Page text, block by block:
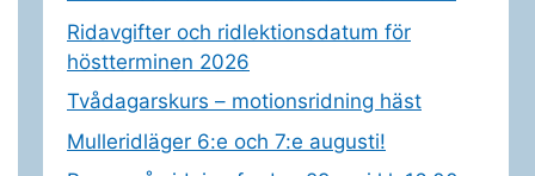
Ridavgifter och ridlektionsdatum för
höstterminen 2026
Tvådagarskurs – motionsridning häst
Mulleridläger 6:e och 7:e augusti!